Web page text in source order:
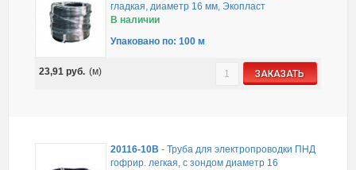
гладкая, диаметр 16 мм, Экопласт
В наличии
Упаковано по: 100 м
23,91руб. (м) ЗАКАЗАТЬ
20116-10B -Труба для электропроводки ПНД
гофрир. легкая, с зондом диаметр 16